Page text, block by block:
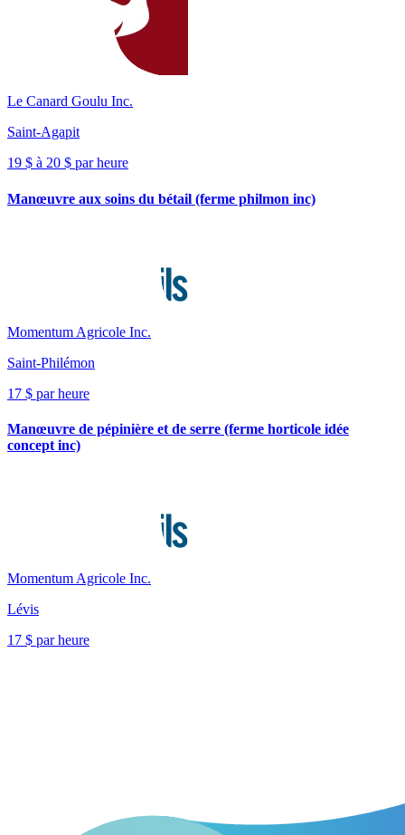
Le Canard Goulu Inc.
Saint-Agapit
19 $ à 20 $ par heure
Manœuvre aux soins du bétail (ferme philmon inc)
Momentum Agricole Inc.
Saint-Philémon
17 $ par heure
Manœuvre de pépinière et de serre (ferme horticole idée
concept inc)
Momentum Agricole Inc.
Lévis
17 $ par heure